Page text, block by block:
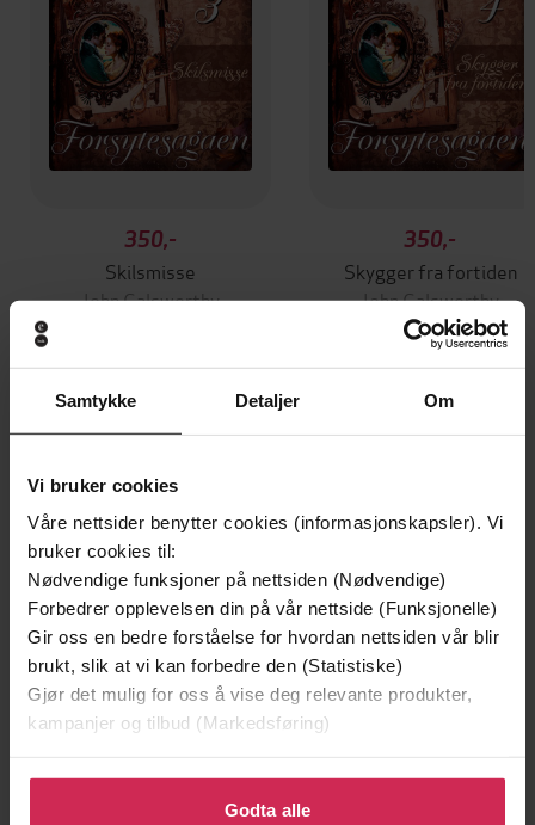
Samtykke Detaljer Om
Vi bruker cookies
Våre nettsider benytter cookies (informasjonskapsler). Vi
bruker cookies til:
Nødvendige funksjoner på nettsiden (Nødvendige)
Forbedrer opplevelsen din på vår nettside (Funksjonelle)
Gir oss en bedre forståelse for hvordan nettsiden vår blir
brukt, slik at vi kan forbedre den (Statistiske)
Gjør det mulig for oss å vise deg relevante produkter,
kampanjer og tilbud (Markedsføring)
Klikk på «Godta alle» for å gi oss ditt samtykke til å
bruke cookies for alle disse formålene. Du kan også
Godta alle
350,-
Skilsmisse
John Galsworthy
350,-
Skygger fra fortiden
John Galsworthy
LYDBOK
Første gang på tilbud
Vinner av Bokhandlerprisen